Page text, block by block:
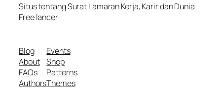
Situs tentang Surat Lamaran Kerja, Karir dan Dunia
Free lancer
Blog
About
FAQs
Authors
Events
Shop
Patterns
Themes